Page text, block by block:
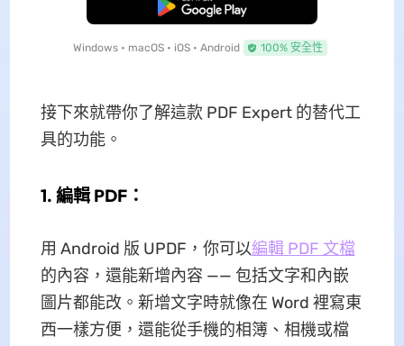
免費下載
Windows • macOS • iOS • Android 100% 安全性
接下來就帶你了解這款 PDF Expert 的替代工
具的功能。
1. 編輯 PDF：
用 Android 版 UPDF，你可以編輯 PDF 文檔
的內容，還能新增內容 —— 包括文字和內嵌
圖片都能改。新增文字時就像在 Word 裡寫東
西一樣方便，還能從手機的相簿、相機或檔